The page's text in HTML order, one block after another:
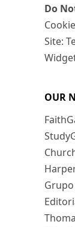
Do
Site:
OUR